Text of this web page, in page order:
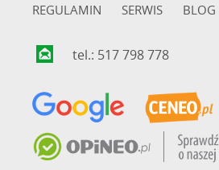
REGULAMIN
SERWIS BLOG
tel.: 517 798 778